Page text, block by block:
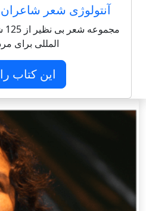
آنتولوژی شعر
المللی برای
این کتاب